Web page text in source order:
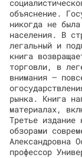
объяснение.
никогда не
населения. В
легальный и
книга
торговли, в
внимания —
рынка. Книга
материалах,
Третье издание
обзорами
Александровна
профессор